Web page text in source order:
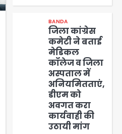
BANDA
जिला कांग्रेस
कमेटी ने बताई
मेडिकल
कॉलेज व जिला
अस्पताल में
अनियमितताएं,
डीएम को
अवगत करा
कार्यवाही की
उठायी मांग